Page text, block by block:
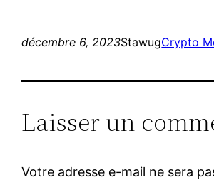
décembre 6, 2023StawugCrypto
Laisser un
Votre adresse e-mail ne sera